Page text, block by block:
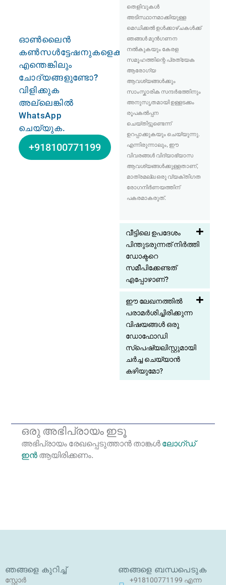
ഓൺലൈൻ
കൺസൾട്ടേഷനുകളെക്കുറിച്ച്
എന്തെങ്കിലും
ചോദ്യങ്ങളുണ്ടോ?
വിളിക്കുക
അല്ലെങ്കിൽ
WhatsApp
ചെയ്യുക.
+918100771199
തെളിവുകൾ
അടിസ്ഥാനമാക്കിയുള്ള
മെഡിക്കൽ ഉൾക്കാഴ്ചകൾക്ക്
ഞങ്ങൾ മുൻഗണന
നൽകുകയും കേരള
സമൂഹത്തിന്റെ പ്രത്യേക
ആരോഗ്യ
ആവശ്യങ്ങൾക്കും
സാംസ്കാരിക സന്ദർഭത്തിനും
അനുസൃതമായി ഉള്ളടക്കം
രൂപകൽപ്പന
ചെയ്തിട്ടുണ്ടെന്ന്
ഉറപ്പാക്കുകയും ചെയ്യുന്നു.
എന്നിരുന്നാലും, ഈ
വിവരങ്ങൾ വിദ്യാഭ്യാസ
ആവശ്യങ്ങൾക്കുള്ളതാണ്,
മാത്രമല്ല ഒരു വ്യക്തിഗത
രോഗനിർണയത്തിന്
പകരമാകരുത്.
വീട്ടിലെ ഉപദേശം
പിന്തുടരുന്നത് നിർത്തി
ഡോക്ടറെ
സമീപിക്കേണ്ടത്
എപ്പോഴാണ്?
ഈ ലേഖനത്തിൽ
പരാമർശിച്ചിരിക്കുന്ന
വിഷയങ്ങൾ ഒരു
ഡോഫോഡി
സ്പെഷ്യലിസ്റ്റുമായി
ചർച്ച ചെയ്യാൻ
കഴിയുമോ?
ഒരു അഭിപ്രായം ഇടൂ
അഭിപ്രായം രേഖപ്പെടുത്താ‍ൻ താങ്കൾ ലോഗ്ഡ്
ഇൻ ആയിരിക്കണം.
ഞങ്ങളെ കുറിച്ച്
സ്റ്റോർ
ഞങ്ങളെ ബന്ധപെടുക
+918100771199 എന്ന